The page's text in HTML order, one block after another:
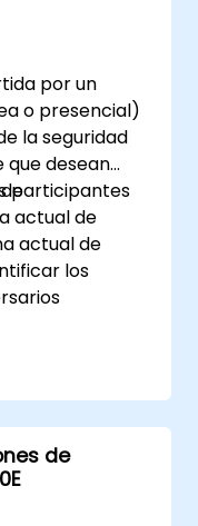
por un
o presencial)
la seguridad
que desean
actual de
participantes
actual de
los
los ataques
de la
de un
de Fortinet y
de